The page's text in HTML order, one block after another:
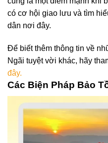
có cơ hội giao lưu và tìm
dân nơi đây.
Để biết thêm thông tin về
Ngãi tuyệt vời khác, hãy
đây.
Các Biện Pháp Bảo